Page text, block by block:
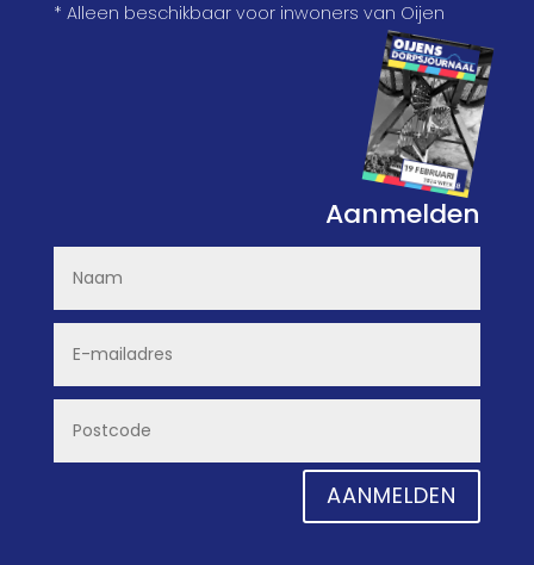
* Alleen beschikbaar voor inwoners van Oijen
Aanmelden
AANMELDEN